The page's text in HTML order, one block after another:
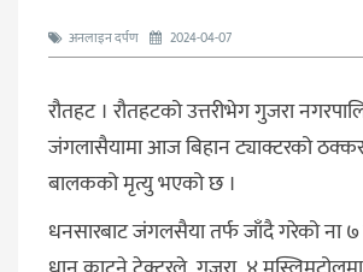
अनलाइन दर्पण 2024-04-07
रौतहट । रौतहटको उत्तरीभेग गुजरा
जंगलासैयामा आज बिहान ट्याक्टरको
बालकको मृत्यु भएको छ ।
धनसारबाट जंगलसैया तर्फ जाँदै गरेको ना